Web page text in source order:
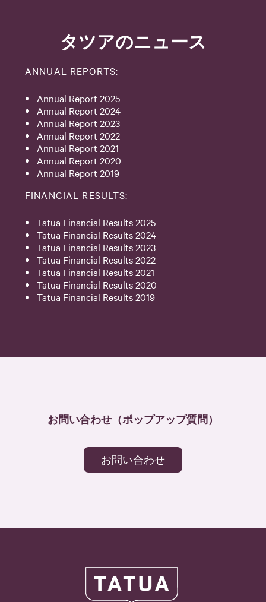
タツアのニュース
ANNUAL REPORTS:
Annual Report 2025
Annual Report 2024
Annual Report 2023
Annual Report 2022
Annual Report 2021
Annual Report 2020
Annual Report 2019
FINANCIAL RESULTS:
Tatua Financial Results 2025
Tatua Financial Results 2024
Tatua Financial Results 2023
Tatua Financial Results 2022
Tatua Financial Results 2021
Tatua Financial Results 2020
Tatua Financial Results 2019
お問い合わせ（ポップアップ質問）
お問い合わせ